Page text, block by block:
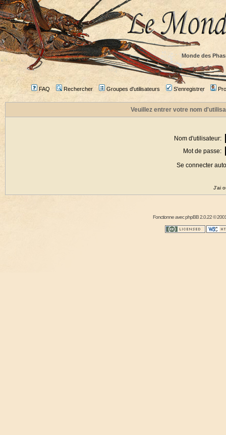
Monde des
FAQ Rechercher Groupes d'utilisateurs S'enregistrer
Veuillez entrer votre nom
Nom d'utilisateur:
Mot de passe:
Se connecter
J'ai
Fonctionne avecphpBB2.0.22 ©